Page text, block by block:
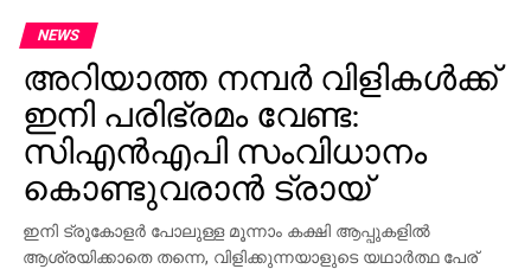
അവസാനിച്ചിരുന്നു. ഇന്ത്യക്കു വേണ്ടി മുഹമ്മദ് ഷമി
മൂന്നു വിക്കറ്റുകളും ഉമേഷ് യാദവ്, അശ്വിന്‍, ജഡേജ
എന്നിവര്‍ രണ്ടു വിക്കറ്റു വീതവും വീഴ്ത്തി.
RELATED TOPICS:
UP NEXT
മുജാഹിദ് ഐക്യത്തിന് അംഗീകാരം;
കെ.എന്‍.എം ഐക്യ സമ്മേളനം ഡിസംബറില്‍
NEWS
അറിയാത്ത നമ്പര്‍ വിളികള്‍ക്ക്
ഇനി പരിഭ്രമം വേണ്ട:
സിഎന്‍എപി സംവിധാനം
കൊണ്ടുവരാന്‍ ട്രായ്
ഇനി ട്രൂകോളര്‍ പോലുള്ള മൂന്നാം കക്ഷി ആപ്പുകളില്‍
ആശ്രയിക്കാതെ തന്നെ, വിളിക്കുന്നയാളുടെ യഥാര്‍ത്ഥ പേര്